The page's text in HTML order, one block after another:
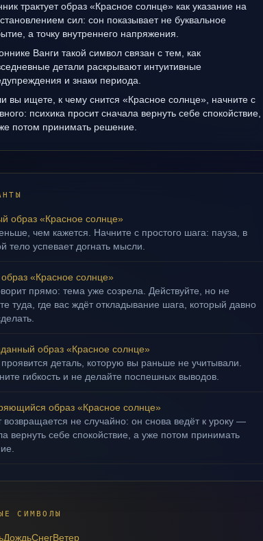
трактует образ «Красное солнце» как указание на
сил: сон показывает не буквальное
а точку внутреннего напряжения.
Ванги такой символ связан с тем, как
детали раскрывают интуитивные
и знаки периода.
вы ищете, к чему снится «Красное солнце», начните с
психика просит сначала вернуть себе спокойствие,
потом принимать решение.
образ «Красное солнце»
чем кажется. Начните с простого шага: пауза, в
тело успевает догнать мысли.
«Красное солнце»
прямо: тема уже созрела. Действуйте, но не
туда, где вас ждёт откладывание шага, который давно
образ «Красное солнце»
деталь, которую вы раньше не учитывали.
гибкость и не делайте поспешных выводов.
образ «Красное солнце»
не случайно: он снова ведёт к уроку —
вернуть себе спокойствие, а уже потом принимать
СИМВОЛЫ
ДождьСнегВетер